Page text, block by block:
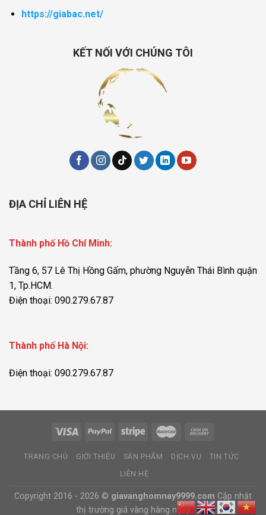
https://giabac.net/
KẾT NỐI VỚI CHÚNG TÔI
ĐỊA CHỈ LIÊN HỆ
Thành phố Hồ Chí Minh:
Tầng 6, 57 Lê Thị Hồng Gấm, phường Nguyễn Thái Bình quận
1, Tp.HCM.
Điện thoại: 090.279.67.87
Thành phố Hà Nội:
Điện thoại: 090.279.67.87
TRANG CHỦ GIỚI THIỆU SẢN PHẨM DỊCH VỤ TIN TỨC
LIÊN HỆ
Copyright 2016 - 2026 © giavanghomnay9999.com Cập nhật
thị trường giá vàng hàng ngày